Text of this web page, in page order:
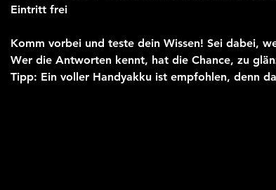
Eintritt frei
Komm vorbei und teste dein Wissen! Sei dabei,
Wer die Antworten kennt, hat die Chance, zu
Tipp: Ein voller Handyakku ist empfohlen, denn